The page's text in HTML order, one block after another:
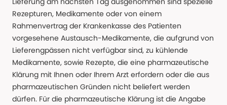
Rezepturen, Medikamente oder von einem
Rahmenvertrag der Krankenkasse des Patienten
vorgesehene Austausch-Medikamente, die aufgrund von
Lieferengpässen nicht verfügbar sind, zu kühlende
Medikamente, sowie Rezepte, die eine pharmazeutische
Klärung mit Ihnen oder Ihrem Arzt erfordern oder die aus
pharmazeutischen Gründen nicht beliefert werden
dürfen. Für die pharmazeutische Klärung ist die Angabe